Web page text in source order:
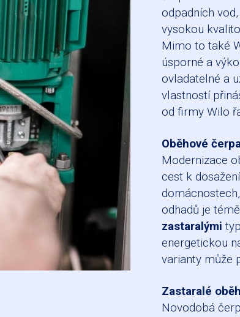
odpadních
vysokou
Mimo to také
úsporné a
ovladatelné a
vlastností
od firmy Wilo
Oběhové
Modernizace
cest k
odhadů je
zastaralými
energetickou
varianty může
Zastaralé
Novodobá